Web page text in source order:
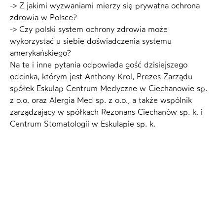
-> Z jakimi wyzwaniami mierzy się prywatna ochrona
zdrowia w Polsce?
-> Czy polski system ochrony zdrowia może
wykorzystać u siebie doświadczenia systemu
amerykańskiego?
Na te i inne pytania odpowiada gość dzisiejszego
odcinka, którym jest Anthony Krol, Prezes Zarządu
spółek Eskulap Centrum Medyczne w Ciechanowie sp.
z o.o. oraz Alergia Med sp. z o.o., a także wspólnik
zarządzający w spółkach Rezonans Ciechanów sp. k. i
Centrum Stomatologii w Eskulapie sp. k.